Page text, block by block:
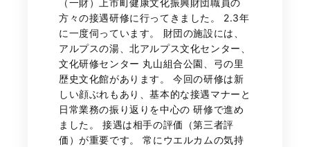
（一財）上市町健康文化振興財団職員の
方々の接遇研修に行ってきました。 2.3年
に一度伺っています。 財団の施設には、
アルプスの湯、北アルプス文化センター、
文化研修センター 丸山組合公園、弓の里
歴史文化館があります。 今回の研修は新
しい顔ぶれもあり、基本的な接遇マナーと
日常業務の振り返りを中心の 研修で進め
ました。 接遇は相手の評価（第三者評
価）が重要です。 常にウエルカムの気持